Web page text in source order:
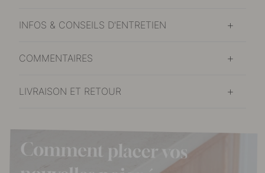
INFOS & CONSEILS D'ENTRETIEN
COMMENTAIRES
LIVRAISON ET RETOUR